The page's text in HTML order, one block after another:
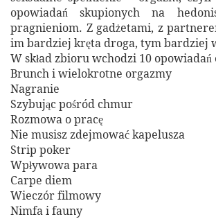
opowiadań skupionych na
pragnieniom. Z gadżetami, z
im bardziej kręta droga, tym bardziej
W skład zbioru wchodzi 10
Brunch i wielokrotne orgazmy
Nagranie
Szybując pośród chmur
Rozmowa o pracę
Nie musisz zdejmować kapelusza
Strip poker
Wpływowa para
Carpe diem
Wieczór filmowy
Nimfa i fauny